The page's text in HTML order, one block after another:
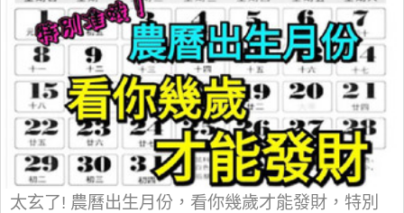
太玄了! 農曆出生月份，看你幾歲才能發財，特別